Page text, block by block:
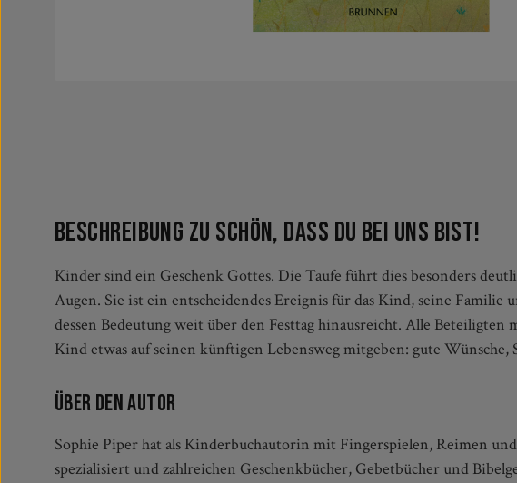
Beschreibung zu Schön, dass du bei uns bist!
Kinder sind ein Geschenk Gottes. Die Taufe führt dies besonders
Augen. Sie ist ein entscheidendes Ereignis für das Kind, seine Familie
dessen Bedeutung weit über den Festtag hinausreicht. Alle Beteiligten
Kind etwas auf seinen künftigen Lebensweg mitgeben: gute Wünsche,
Gebete, Texte, die stark machen, Zuversicht ausstrahlen, Nähe zeigen und
bereiten. Dieses liebevoll gestaltete Taufbuch enthält solche
Über den Autor
Sophie Piper hat als Kinderbuchautorin mit Fingerspielen, Reimen
spezialisiert und zahlreichen Geschenkbücher, Gebetbücher und